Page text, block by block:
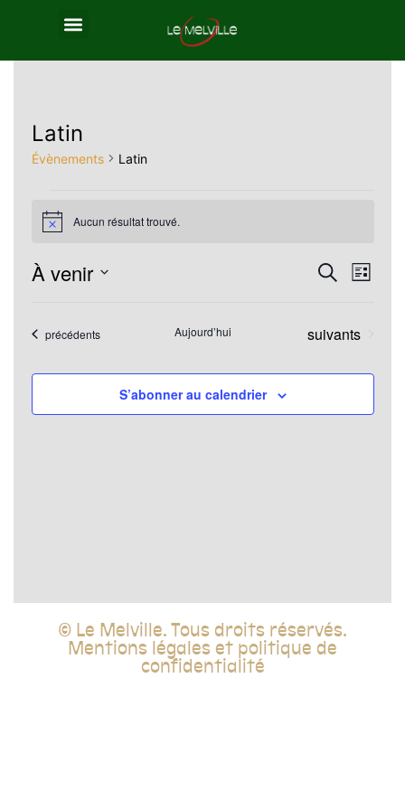
Latin
Évènements Latin
Notice Aucun résultat trouvé.
et
de
Recherche
Liste
À venir
une
Évènements
précédents Aujourd’hui Évènements
suivants
S’abonner au calendrier
© Le Melville. Tous droits réservés.
Mentions légales et politique de
confidentialité